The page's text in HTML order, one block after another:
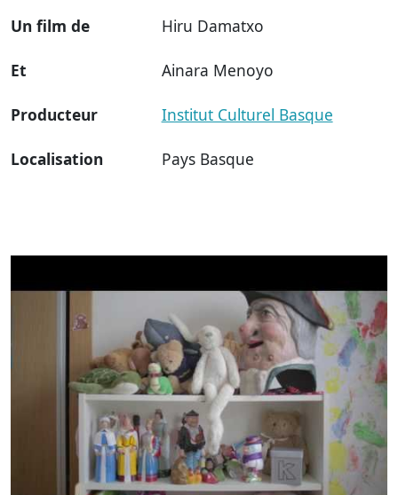
Un film de Hiru Damatxo
Et Ainara Menoyo
Producteur Institut Culturel Basque
Localisation Pays Basque